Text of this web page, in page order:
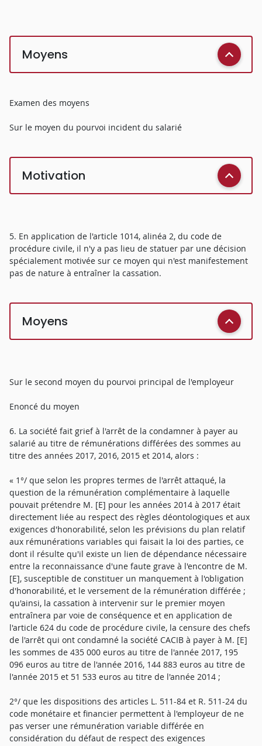
Moyens
Examen des moyens
Sur le moyen du pourvoi incident du salarié
Motivation
5. En application de l'article 1014, alinéa 2, du code de
procédure civile, il n'y a pas lieu de statuer par une décision
spécialement motivée sur ce moyen qui n'est manifestement
pas de nature à entraîner la cassation.
Moyens
Sur le second moyen du pourvoi principal de l'employeur
Enoncé du moyen
6. La société fait grief à l'arrêt de la condamner à payer au
salarié au titre de rémunérations différées des sommes au
titre des années 2017, 2016, 2015 et 2014, alors :
« 1°/ que selon les propres termes de l'arrêt attaqué, la
question de la rémunération complémentaire à laquelle
pouvait prétendre M. [E] pour les années 2014 à 2017 était
directement liée au respect des règles déontologiques et aux
exigences d'honorabilité, selon les prévisions du plan relatif
aux rémunérations variables qui faisait la loi des parties, ce
dont il résulte qu'il existe un lien de dépendance nécessaire
entre la reconnaissance d'une faute grave à l'encontre de M.
[E], susceptible de constituer un manquement à l'obligation
d'honorabilité, et le versement de la rémunération différée ;
qu'ainsi, la cassation à intervenir sur le premier moyen
entraînera par voie de conséquence et en application de
l'article 624 du code de procédure civile, la censure des chefs
de l'arrêt qui ont condamné la société CACIB à payer à M. [E]
les sommes de 435 000 euros au titre de l'année 2017, 195
096 euros au titre de l'année 2016, 144 883 euros au titre de
l'année 2015 et 51 533 euros au titre de l'année 2014 ;
2°/ que les dispositions des articles L. 511-84 et R. 511-24 du
code monétaire et financier permettent à l'employeur de ne
pas verser une rémunération variable différée en
considération du défaut de respect des exigences